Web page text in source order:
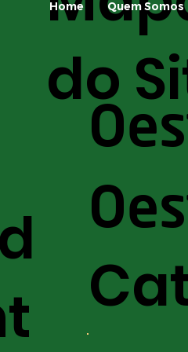
do
Home Quem Somos